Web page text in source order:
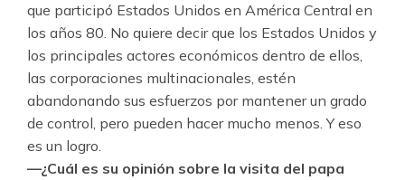
que participó Estados Unidos en América Central en
los años 80. No quiere decir que los Estados Unidos y
los principales actores económicos dentro de ellos,
las corporaciones multinacionales, estén
abandonando sus esfuerzos por mantener un grado
de control, pero pueden hacer mucho menos. Y eso
es un logro.
—¿Cuál es su opinión sobre la visita del papa